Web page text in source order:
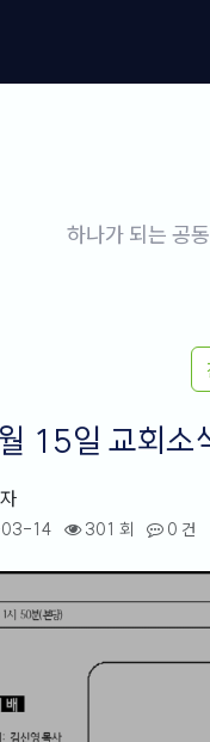
하나가 되는 공
15일 교회소
14 301 회 0 건